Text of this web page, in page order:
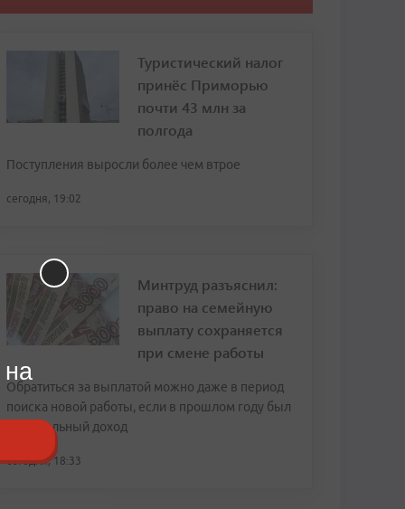
Туристический налог
принёс Приморью
почти 43 млн за
полгода
Поступления выросли более чем втрое
сегодня, 19:02
Минтруд разъяснил:
право на семейную
выплату сохраняется
при смене работы
Обратиться за выплатой можно даже в период
поиска новой работы, если в прошлом году был
официальный доход
сегодня, 18:33